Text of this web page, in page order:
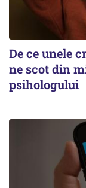
De ce unele
ne scot din
psihologului